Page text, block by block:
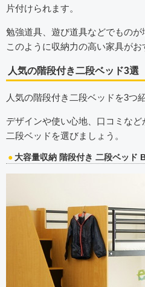
片付けられます。
勉強道具、遊び道具などでものが
このように収納力の高い家具がお
人気の階段付き二段ベッド3選
人気の階段付き二段ベッドを3つ
デザインや使い心地、口コミな
二段ベッドを選びましょう。
大容量収納 階段付き 二段ベッド